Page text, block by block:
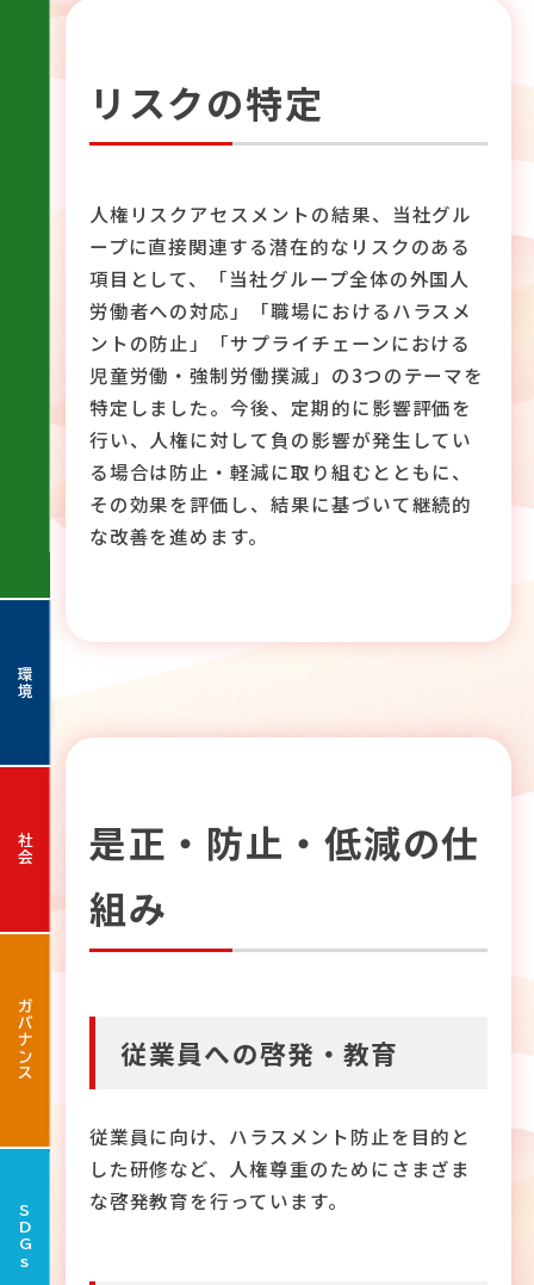
環境
社会
ガバナンス
SDGs
リスクの特定
人権リスクアセスメントの結果、当社グル
ープに直接関連する潜在的なリスクのある
項目として、「当社グループ全体の外国人
労働者への対応」「職場におけるハラスメ
ントの防止」「サプライチェーンにおける
児童労働・強制労働撲滅」の3つのテーマを
特定しました。今後、定期的に影響評価を
行い、人権に対して負の影響が発生してい
る場合は防止・軽減に取り組むとともに、
その効果を評価し、結果に基づいて継続的
な改善を進めます。
是正・防止・低減の仕
組み
従業員への啓発・教育
従業員に向け、ハラスメント防止を目的と
した研修など、人権尊重のためにさまざま
な啓発教育を行っています。